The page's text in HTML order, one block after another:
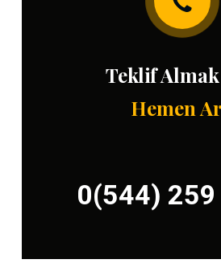
Teklif
Hemen
0(544) 259